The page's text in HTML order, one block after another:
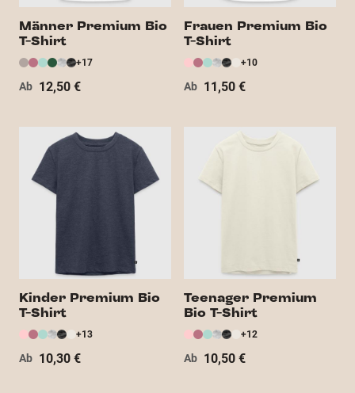
Männer Premium Bio
T-Shirt
+17
Ab 12,50 €
Frauen Premium Bio
T-Shirt
+10
Ab 11,50 €
Kinder Premium Bio
T-Shirt
+13
Ab 10,30 €
Teenager Premium
Bio T-Shirt
+12
Ab 10,50 €